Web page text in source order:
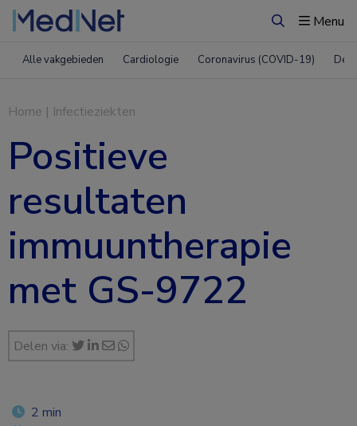
ZoekenMenu
Alle vakgebieden Cardiologie Coronavirus (COVID-19)
Home | Infectieziekten
Positieve
resultaten
immuuntherapie
met GS-9722
Delen via:
2 min